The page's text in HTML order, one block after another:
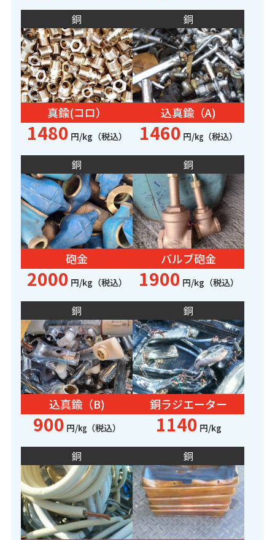
銅
真鍮(コロ）
1480 円/kg（税込）
銅
込真鍮（A)
1460 円/㎏（税込）
銅
砲金
2000 円/kg（税込）
銅
バルブ砲金
1900 円/kg（税込）
銅
込真鍮（B)
900 円/㎏（税込）
銅
銅ラジエーター
1140 円/kg
銅 銅